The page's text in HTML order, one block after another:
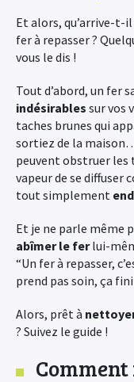
Et alors, qu’arrive-t-
fer à repasser ?
vous le dis !
Tout d’abord, un fer
indésirables sur vos
taches brunes qui
sortiez de la
peuvent obstruer les
vapeur de se diffuser
tout simplement
Et je ne parle même
abîmer le ferlui-
“Un fer à repasser,
prend pas soin, ça
Alors, prêt à
? Suivez le guide !